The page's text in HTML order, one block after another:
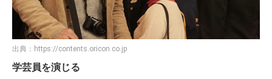
出典： https://contents.oricon.co.jp
学芸員を演じる